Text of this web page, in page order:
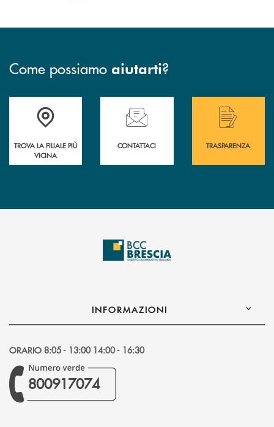
Come possiamo aiutarti?
Accedi all' elenco completo delle filiali .
TROVA LA FILIALE PIÙ
VICINA
Hai bisogno di assistenza immediata?
CONTATTACI
Hai bisogno di
TRASPARENZA
INFORMAZIONI
ORARIO 8:05 - 13:00 14:00 - 16:30
800917074